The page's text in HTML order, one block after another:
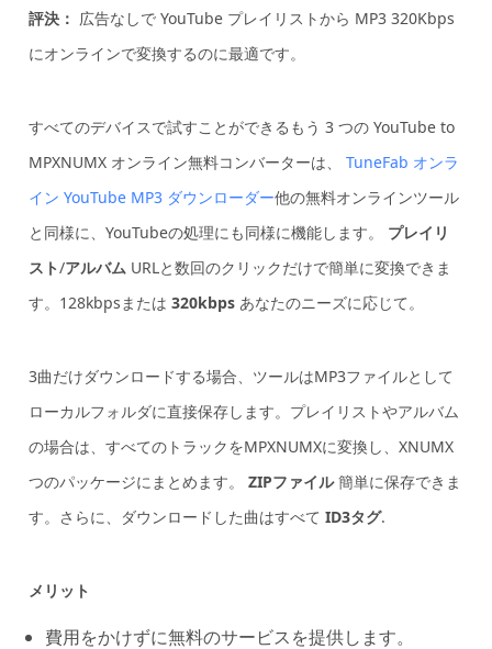
評決： 広告なしで YouTube プレイリストから MP3 320Kbps
にオンラインで変換するのに最適です。
すべてのデバイスで試すことができるもう 3 つの YouTube to
MPXNUMX オンライン無料コンバーターは、TuneFab オンラ
イン YouTube MP3 ダウンローダー他の無料オンラインツール
と同様に、YouTubeの処理にも同様に機能します。 プレイリ
スト/アルバム URLと数回のクリックだけで簡単に変換できま
す。128kbpsまたは320kbps あなたのニーズに応じて。
3曲だけダウンロードする場合、ツールはMP3ファイルとして
ローカルフォルダに直接保存します。プレイリストやアルバム
の場合は、すべてのトラックをMPXNUMXに変換し、XNUMX
つのパッケージにまとめます。ZIPファイル簡単に保存できま
す。さらに、ダウンロードした曲はすべてID3タグ.
メリット
費用をかけずに無料のサービスを提供します。